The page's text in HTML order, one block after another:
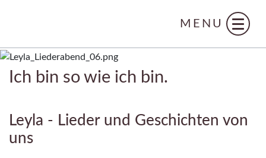
MENU
Ich bin so wie ich bin.
Leyla - Lieder und Geschichten von
uns